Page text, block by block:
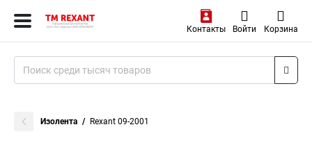
Контакты Войти Корзина
Изолента Rexant 09-2001